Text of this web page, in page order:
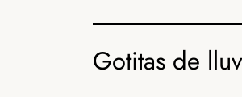
Gotitas de